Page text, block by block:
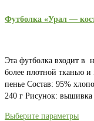
Футболка «Урал —
Эта футболка входит в
более плотной
пенье Состав: 95%
240 г Рисунок: вышивка
Выберите параметры